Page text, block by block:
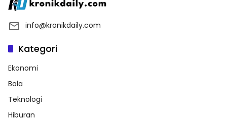
info@kronikdaily.com
Kategori
Ekonomi
Bola
Teknologi
Hiburan